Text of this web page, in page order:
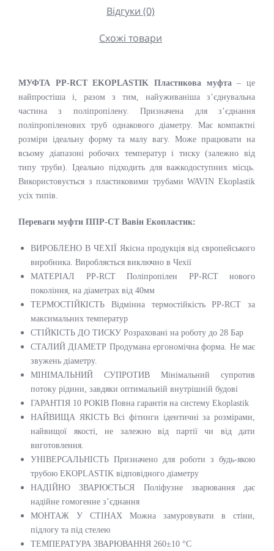
Відгуки (0)
Схожі товари
МУФТА PP-RCT EKOPLASTIK Пластикова муфта– це
найпростіша і, разом з тим, найуживаніша з’єднувальна
частина з поліпропілену. Призначена для з’єднання
поліпропіленових труб однакового діаметру. Має компактні
розміри ідеальну форму та малу вагу. Може працювати на
всьому діапазоні робочих температур і тиску (залежно від
типу труби). Ідеально підходить для важкодоступних місць.
Використовується з пластиковими трубами WAVIN Ekoplastik
усіх типів.
Переваги муфти ППР-СТ Вавін Екопластик:
ВИРОБЛЕНО В ЧЕХІЇ Якісна продукція від європейського
виробника. Виробляється виключно в Чехії
МАТЕРІАЛ PP-RCT Поліпропілен PP-RCT нового
покоління, на діаметрах від 40мм
ТЕРМОСТІЙКІСТЬ Відмінна термостійкість PP-RCT за
максимальних температур
СТІЙКІСТЬ ДО ТИСКУ Розраховані на роботу до 28 Бар
СТАЛИЙ ДІАМЕТР Продумана ергономічна форма. Не має
звужень діаметру.
МІНІМАЛЬНИЙ СУПРОТИВ Мінімальний супротив
потоку рідини, завдяки оптимальній внутрішній будові
ГАРАНТІЯ 10 РОКІВ Повна гарантія на систему Ekoplastik
НАЙВИЩА ЯКІСТЬ Всі фітинги ідентичні за розмірами,
найвищої якості, не залежно від партії чи від дати
виготовлення.
УНІВЕРСАЛЬНІСТЬ Призначено для роботи з будь-якою
трубою EKOPLASTIK відповідного діаметру
НАДІЙНО ЗВАРЮЄТЬСЯ Поліфузне зварювання дає
надійне гомогенне з’єднання
МОНТАЖ У СТІНАХ Можна замуровувати в стіни,
підлогу та під стелею
ТЕМПЕРАТУРА ЗВАРЮВАННЯ 260±10 °C